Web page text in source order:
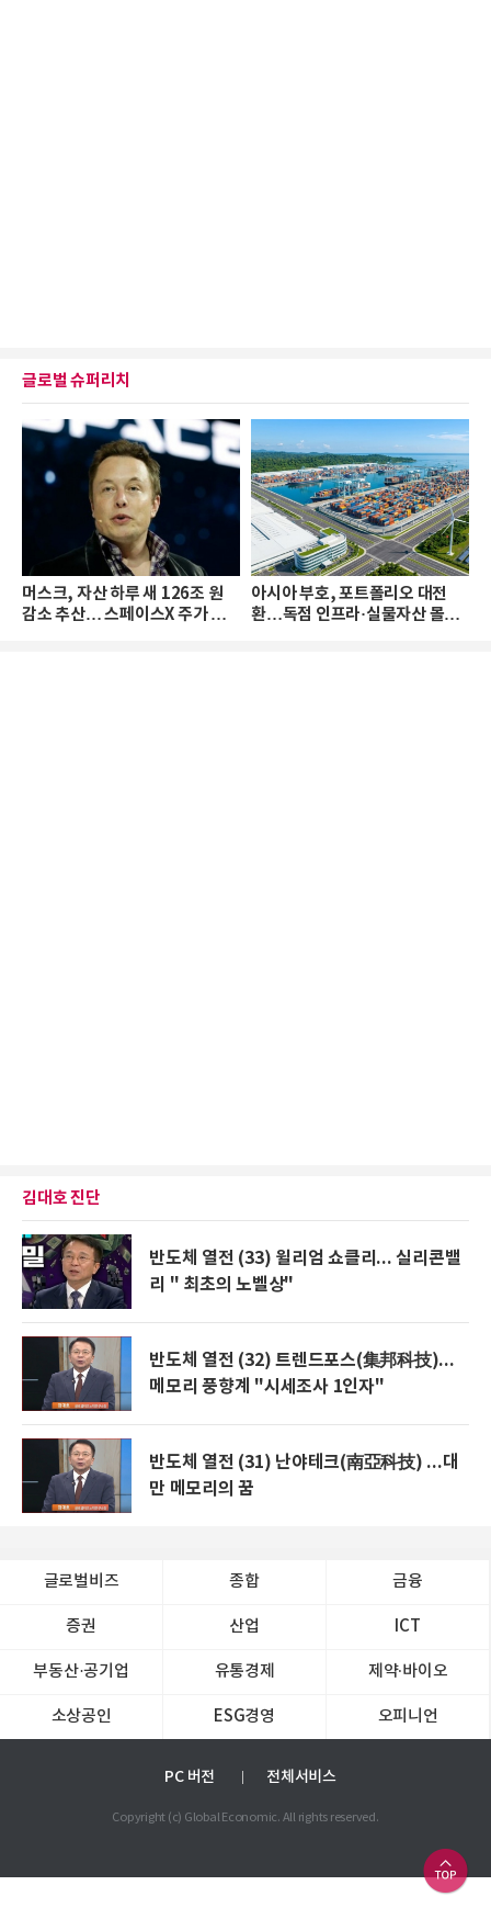
글로벌 슈퍼리치
머스크, 자산 하루 새 126조 원
감소 추산… 스페이스X 주가 하
아시아 부호, 포트폴리오 대전
환…독점 인프라·실물자산 몰린
김대호 진단
반도체 열전 (33) 윌리엄 쇼클리... 실리콘밸
리 " 최초의 노벨상"
반도체 열전 (32) 트렌드포스(集邦科技)...
메모리 풍향계 "시세조사 1인자"
반도체 열전 (31) 난야테크(南亞科技) ...대
만 메모리의 꿈
글로벌비즈 종합 금융
증권 산업 ICT
부동산·공기업 유통경제 제약∙바이오
소상공인 ESG경영 오피니언
PC 버전 전체서비스
Copyright (c) Global Economic. All rights reserved.